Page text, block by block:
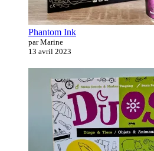
Phantom Ink
par Marine
13 avril 2023